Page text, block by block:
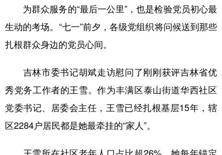
为群众服务的“最后一公里”，也是检验党员初心最
生动的考场。“七一”前夕，各级党组织将问候送到那些
扎根群众身边的党员心间。
吉林市委书记胡斌走访慰问了刚刚获评吉林省优
秀党务工作者的王雪。作为丰满区泰山街道华西社区
党委书记、居委会主任，王雪已经扎根基层15年，辖
区2284户居民都是她最牵挂的“家人”。
王雪所在社区老年人口占比超26%，她每年锚定